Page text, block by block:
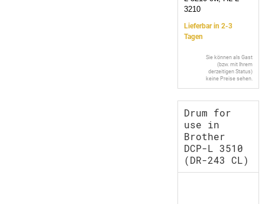
3210
Lieferbar in 2-3
Tagen
Sie können als Gast
(bzw. mit Ihrem
derzeitigen Status)
keine Preise sehen.
Drum for
use in
Brother
DCP-L 3510
(DR-243 CL)